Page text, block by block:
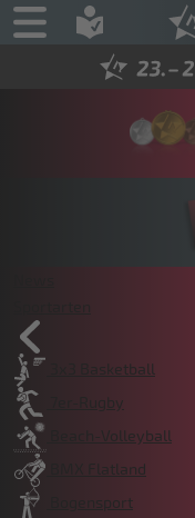
3x3 Basketball
7er-Rugby
Beach-Volleyball
BMX Flatland
Bogensport